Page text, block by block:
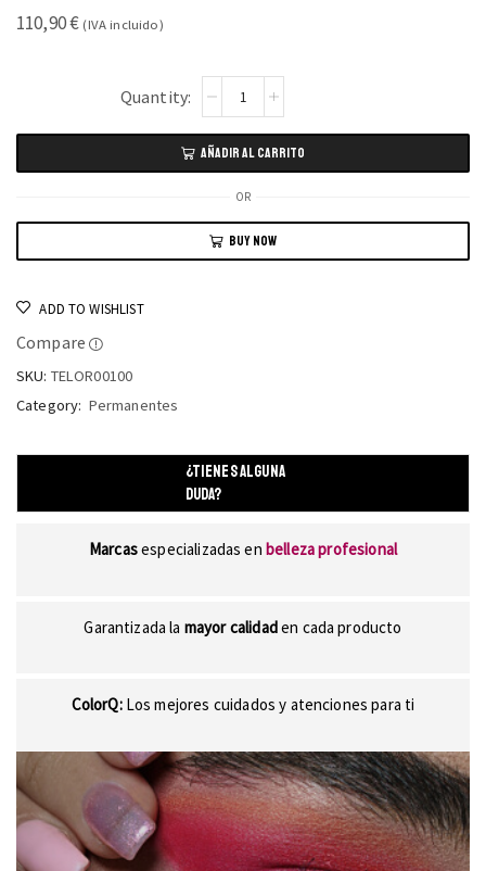
110,90€ (IVA incluido)
AÑADIR AL CARRITO
OR
BUY NOW
ADD TO WISHLIST
Compare
SKU: TELOR00100
Category: Permanentes
¿TIENES ALGUNA
DUDA?
Marcasespecializadas en belleza profesional
Garantizada la mayor calidaden cada producto
ColorQ:Los mejores cuidados y atenciones para ti